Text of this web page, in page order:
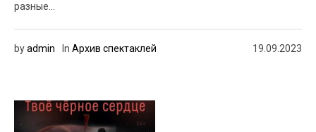
разные...
19.09.2023
byadmin In Архив спектаклей